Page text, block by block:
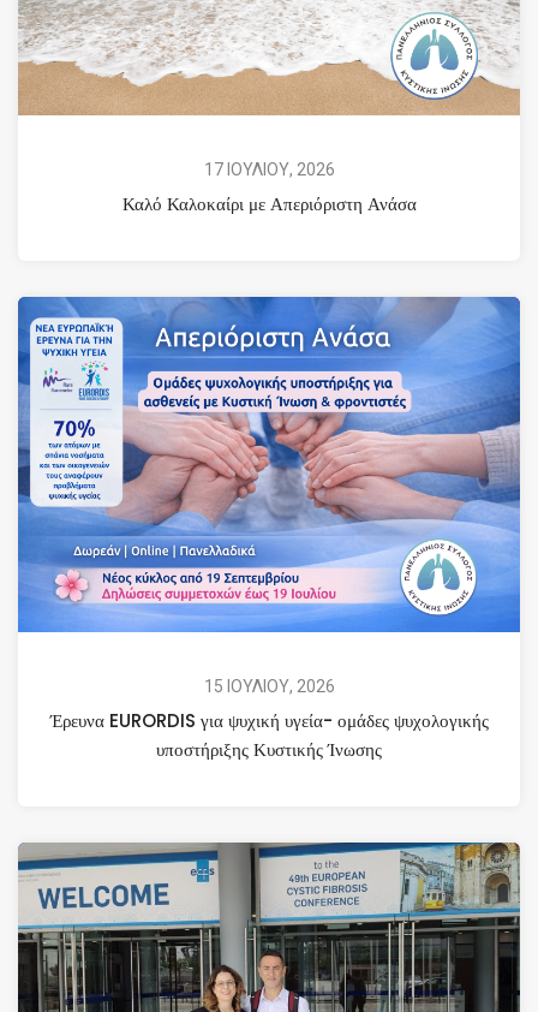
17 ΙΟΥΛΙΟΥ, 2026
Καλό Καλοκαίρι με Απεριόριστη Ανάσα
15 ΙΟΥΛΙΟΥ, 2026
Έρευνα EURORDIS για ψυχική υγεία- ομάδες ψυχολογικής
υποστήριξης Κυστικής Ίνωσης